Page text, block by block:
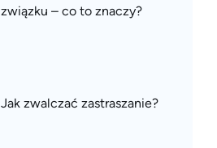
związku – co to znaczy?
Jak zwalczać zastraszanie?